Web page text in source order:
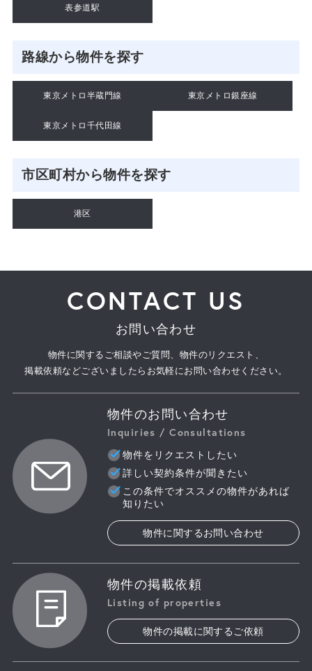
表参道駅
路線から物件を探す
東京メトロ半蔵門線 東京メトロ銀座線
東京メトロ千代田線
市区町村から物件を探す
港区
CONTACT US
お問い合わせ
物件に関するご相談やご質問、物件のリクエスト、
掲載依頼などございましたらお気軽にお問い合わせください。
物件のお問い合わせ
Inquiries / Consultations
物件をリクエストしたい
詳しい契約条件が聞きたい
この条件でオススメの物件があれば
知りたい
物件に関するお問い合わせ
物件の掲載依頼
Listing of properties
物件の掲載に関するご依頼